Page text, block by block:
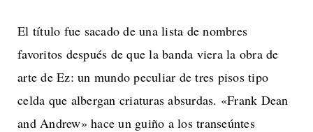
El título fue sacado de una lista de nombres
favoritos después de que la banda viera la obra de
arte de Ez: un mundo peculiar de tres pisos tipo
celda que albergan criaturas absurdas. «Frank Dean
and Andrew» hace un guiño a los transeúntes